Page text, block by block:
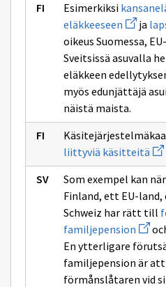
Esimerkiksi
eläkkeeseen Avaa
uuden
ikkunan
sivulle
perhe-
ja
oikeus Suomessa,
Sveitsissä asuvalla
eläkkeen
myös edunjättäjä
näistä maista.
liittyviä käsitteitä Avaa
Som exempel kan
Finland, ett EU-
Schweiz har rätt till
familjepension Avaa
uuden
sivulle
En ytterligare
familjepension är att
förmånslåtaren vid